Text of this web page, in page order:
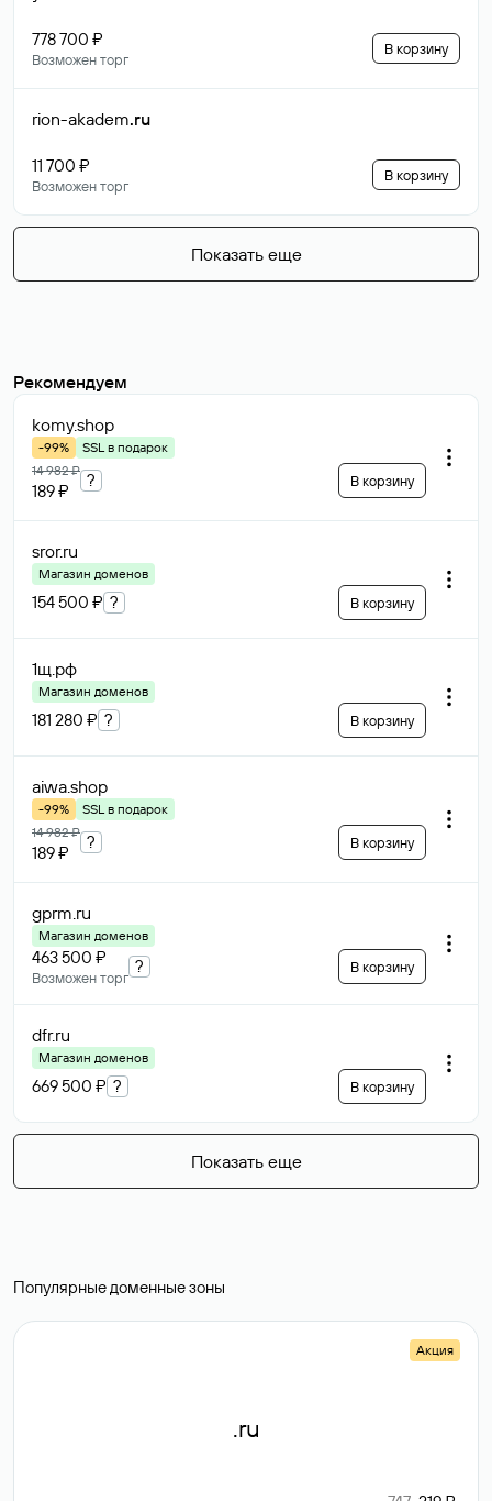
778 700 ₽
Возможен торг
В корзину
rion-akadem.ru
11 700 ₽
Возможен торг
В корзину
Показать еще
Рекомендуем
komy.shop
-99%
SSL в подарок
14 982 ₽
189 ₽
? В корзину
sror.ru
Магазин доменов
154 500 ₽ ? В корзину
1щ.рф
Магазин доменов
181 280 ₽ ? В корзину
aiwa.shop
-99%
SSL в подарок
14 982 ₽
189 ₽
? В корзину
gprm.ru
Магазин доменов
463 500 ₽
Возможен торг
? В корзину
dfr.ru
Магазин доменов
669 500 ₽ ? В корзину
Показать еще
Популярные доменные зоны
Акция
.ru